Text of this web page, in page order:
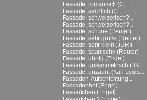
Fassade, romanisch (C....
Fassade, sachlich (C....
Fassade, schweizerisch?...
Fassade, schweizerisch?...
Fassade, schöne (Reuter)
Fassade, sehr große (Reuter)
Fassade, sehr klein (JURI)
Fassade, spanische (Reuter)
Fassade, uhr-ig (Engel)
Fassade, unsymmetrisch (BKF...
Fassade, unzäunt (Karl Louis...
Fassaden-Aufschichtung...
Fassadenhof (Engel)
Fassädchen (Engel)